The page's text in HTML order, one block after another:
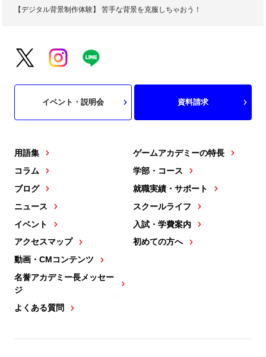
【デジタル背景制作体験】 苦手な背景を克服しちゃおう！
用語集
コラム
ブログ
ニュース
イベント
アクセスマップ
動画・CMコンテンツ
名誉アカデミー長メッセー
ジ
よくある質問
ゲームアカデミーの特長
学部・コース
就職実績・サポート
スクールライフ
入試・学費案内
初めての方へ
イベント・説明会 資料請求